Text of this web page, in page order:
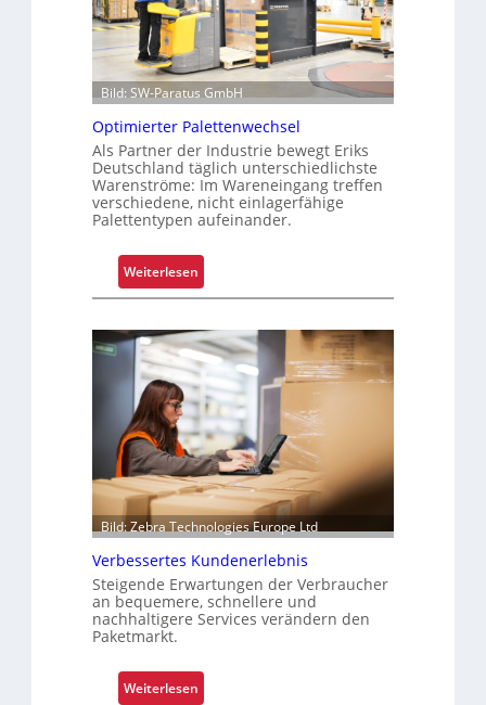
l
n
o
f
f
e
n
e
o
g
i
s
t
i
k
f
r
u
s
i
c
h
e
r
e
Z
e
i
t
e
n
Bild: SW-Paratus GmbH
Optimierter Palettenwechsel
Als Partner der Industrie bewegt Eriks
Deutschland täglich unterschiedlichste
Warenströme: Im Wareneingang treffen
verschiedene, nicht einlagerfähige
Palettentypen aufeinander.
Weiterlesen:
O
t
i
m
i
e
r
t
e
r
P
a
l
e
e
Bild: Zebra Technologies Europe Ltd
Verbessertes Kundenerlebnis
Steigende Erwartungen der Verbraucher
an bequemere, schnellere und
nachhaltigere Services verändern den
Paketmarkt.
Weiterlesen: